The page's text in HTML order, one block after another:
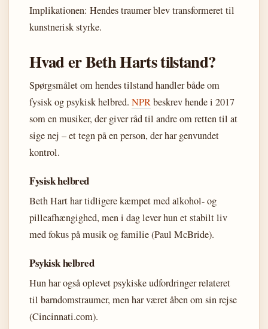
Implikationen: Hendes traumer blev transformeret til
kunstnerisk styrke.
Hvad er Beth Harts tilstand?
Spørgsmålet om hendes tilstand handler både om
fysisk og psykisk helbred. NPRbeskrev hende i 2017
som en musiker, der giver råd til andre om retten til at
sige nej – et tegn på en person, der har genvundet
kontrol.
Fysisk helbred
Beth Hart har tidligere kæmpet med alkohol- og
pilleafhængighed, men i dag lever hun et stabilt liv
med fokus på musik og familie (Paul McBride).
Psykisk helbred
Hun har også oplevet psykiske udfordringer relateret
til barndomstraumer, men har været åben om sin rejse
(Cincinnati.com).